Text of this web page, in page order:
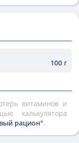
100 г
витаминов и
калькулятора
рацион".